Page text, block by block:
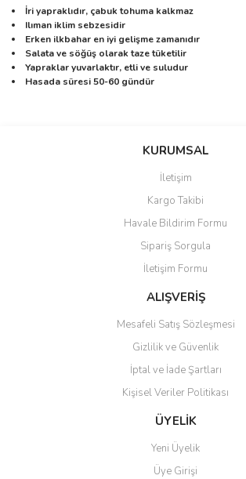
İri yapraklıdır, çabuk tohuma kalkmaz
Ilıman iklim sebzesidir
Erken ilkbahar en iyi gelişme zamanıdır
Salata ve söğüş olarak taze tüketilir
Yapraklar yuvarlaktır, etli ve suludur
Hasada süresi 50-60 gündür
Bu ürüne ilk yorumu siz yapın!
Ürün resmi kalitesiz, bozuk veya
Ürün açıklamasında eksik bilgiler bulunuyor.
Ürün bilgilerinde hatalar bulunuyor.
Ürün fiyatı diğer sitelerden daha pahalı.
Bu ürüne benzer farklı alternatifler olmalı.
Gönder
KURUMSAL
İletişim
Kargo Takibi
Havale Bildirim Formu
Sipariş Sorgula
İletişim Formu
ALIŞVERİŞ
Mesafeli Satış Sözleşmesi
Gizlilik ve Güvenlik
İptal ve İade Şartları
Kişisel Veriler Politikası
ÜYELİK
Yeni Üyelik
Üye Girişi